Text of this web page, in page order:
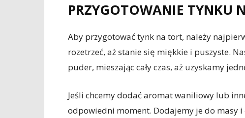
PRZYGOTOWANIE TYNKU
Aby przygotować tynk na tort, należy
rozetrzeć, aż stanie się miękkie i puszyste.
puder, mieszając cały czas, aż uzyskamy
Jeśli chcemy dodać aromat waniliowy lub
odpowiedni moment. Dodajemy je do masy i